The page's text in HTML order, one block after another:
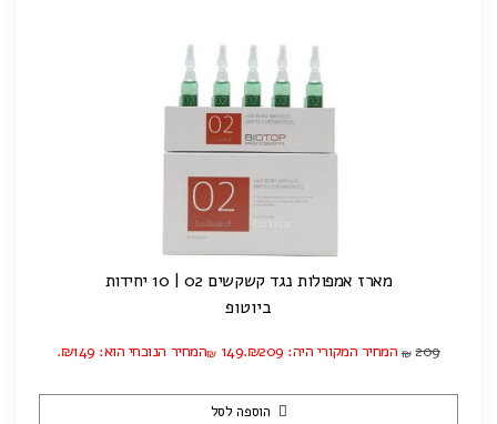
מארז אמפולות נגד קשקשים 02 | 10 יחידות
ביוטופ
₪ 209 המחיר המקורי היה: ₪209. ₪ 149 המחיר הנוכחי הוא: ₪149.
הוספה לסל